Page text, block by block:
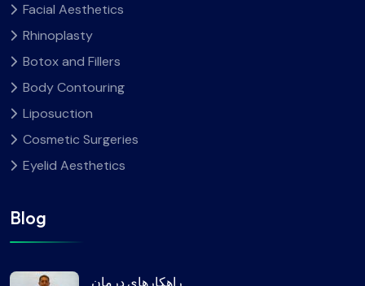
Facial Aesthetics
Rhinoplasty
Botox and Fillers
Body Contouring
Liposuction
Cosmetic Surgeries
Eyelid Aesthetics
Blog
راهکارهای درمان